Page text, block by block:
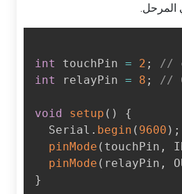
int touchPin = 2
//
int relayPin = 8 //
void setup ( )
  Serial
.begin(9600 )
pinMode(touchPin ,
pinMode (relayPin ,